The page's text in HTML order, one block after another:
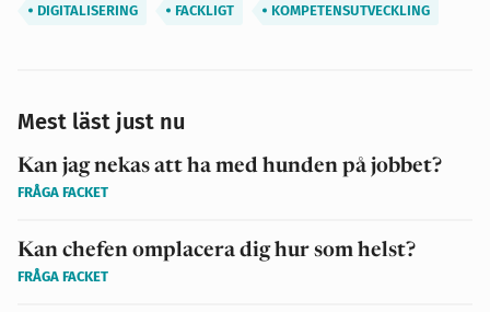
DIGITALISERING FACKLIGT KOMPETENSUTVECKLING
Mest läst just nu
Kan jag nekas att ha med hunden på jobbet?
FRÅGA FACKET
Kan chefen omplacera dig hur som helst?
FRÅGA FACKET